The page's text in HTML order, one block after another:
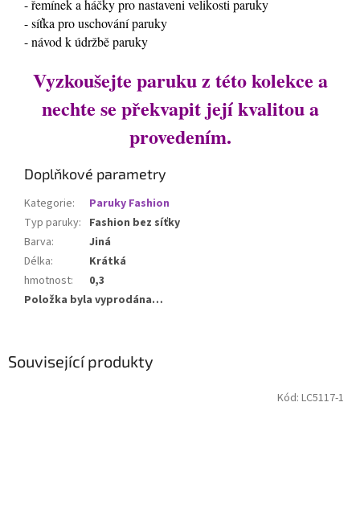
Související produkty
Kód: LC5117-1
- řemínek a háčky pro nastaveni velikosti paruky
- síťka pro uschování paruky
- návod k údržbě paruky
Vyzkoušejte paruku z této kolekce a
nechte se překvapit její kvalitou a
provedením.
Doplňkové parametry
Kategorie:
Paruky Fashion
Typ paruky: Fashion bez síťky
Barva:
Jiná
Délka:
Krátká
hmotnost:
0,3
Položka byla vyprodána…